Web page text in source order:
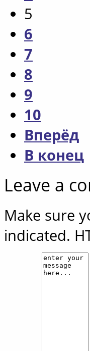
5
6
7
8
9
10
Вперёд
В конец
Leave a
Make sure
indicated.